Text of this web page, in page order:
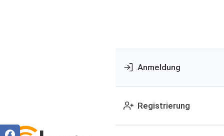
Anmeldung
Registrierung